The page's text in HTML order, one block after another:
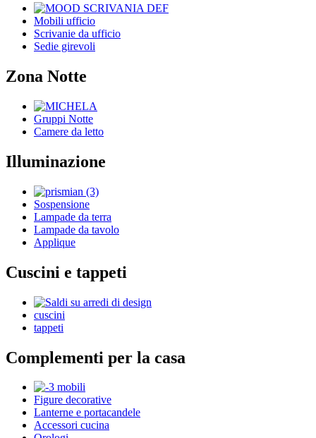
Mobili ufficio
Scrivanie da ufficio
Sedie girevoli
Zona Notte
Gruppi Notte
Camere da letto
Illuminazione
Sospensione
Lampade da terra
Lampade da tavolo
Applique
Cuscini e tappeti
cuscini
tappeti
Complementi per la casa
Figure decorative
Lanterne e portacandele
Accessori cucina